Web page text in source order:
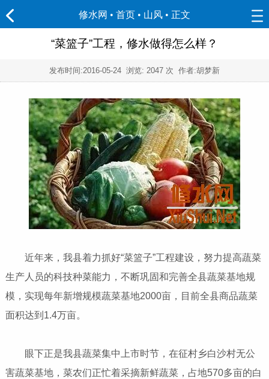
修水网 • 首页 • 山风 • 正文
“菜篮子”工程，修水做得怎么样？
发布时间:2016-05-24 浏览: 2047 次 作者:胡梦新
近年来，我县着力抓好“菜篮子”工程建设，努力提高蔬菜
生产人员的科技种菜能力，不断巩固和完善全县蔬菜基地规
模，实现每年新增规模蔬菜基地2000亩，目前全县商品蔬菜
面积达到1.4万亩。
眼下正是我县蔬菜集中上市时节，在征村乡白沙村无公
害蔬菜基地，菜农们正忙着采摘新鲜蔬菜，占地570多亩的白